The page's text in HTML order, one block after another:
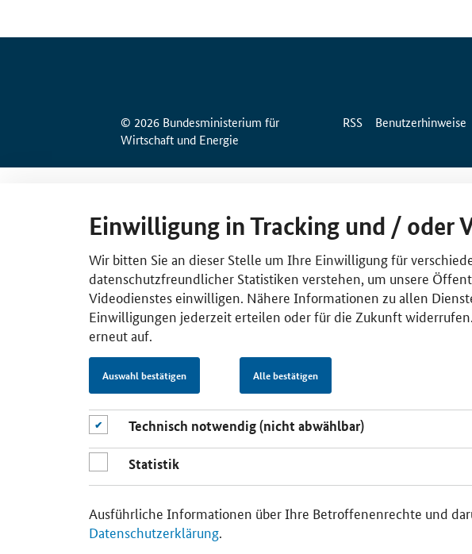
© 2026 Bundesministerium für
Wirtschaft und Energie
RSS Benutzerhinweise
Einwilligung in Tracking und / oder
Wir bitten Sie an dieser Stelle um Ihre Einwilligung für
datenschutzfreundlicher Statistiken verstehen, um unsere
Videodienstes einwilligen. Nähere Informationen zu allen
Einwilligungen jederzeit erteilen oder für die Zukunft
erneut auf.
Auswahl bestätigen Alle bestätigen
Technisch notwendig (nicht abwählbar)
Statistik
Ausführliche Informationen über Ihre Betroffenenrechte und
Datenschutzerklärung.